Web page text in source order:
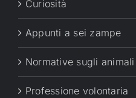
Curiosità
Appunti a sei zampe
Normative sugli animali
Professione volontaria